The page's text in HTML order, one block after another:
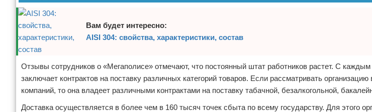
Вам будет интересно:
AISI 304: свойства, характеристики, состав
Отзывы сотрудников о «Мегаполисе» отмечают, что постоянный штат работников растет. С
заключает контрактов на поставку различных категорий товаров. Если рассматривать
компаний, то она владеет различными контрактами на поставку табачной, безалкогольной,
Доставка осуществляется в более чем в 160 тысяч точек сбыта по всему государству. Для этого